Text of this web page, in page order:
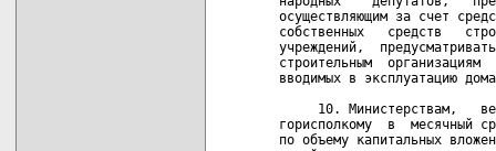
осуществляющим за счет
собственных   средств
учреждений,
строительным
вводимых в эксплуатацию
10. Министерствам,
горисполкому  в  месячный
по объему капитальных